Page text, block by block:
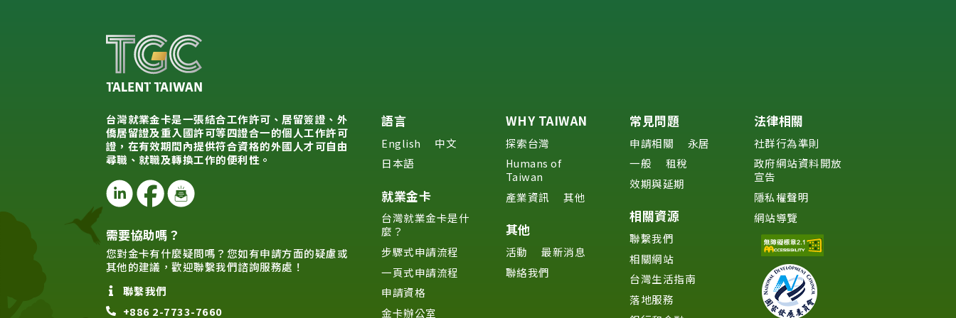
台灣就業金卡是一張結合工作許可、居留簽證、外
僑居留證及重入國許可等四證合一的個人工作許可
證，在有效期間內提供符合資格的外國人才可自由
尋職、就職及轉換工作的便利性。
需要協助嗎？
您對金卡有什麼疑問嗎？您如有申請方面的疑慮或
其他的建議，歡迎聯繫我們諮詢服務處！
聯繫我們
+886 2-7733-7660
語言
English
中文
日本語
就業金卡
台灣就業金卡是什
麼？
步驟式申請流程
一頁式申請流程
申請資格
金卡辦公室
WHY TAIWAN
探索台灣
Humans of
Taiwan
產業資訊
其他
其他
活動
最新消息
聯絡我們
常見問題
申請相關
永居
一般
租稅
效期與延期
相關資源
聯繫我們
相關網站
台灣生活指南
落地服務
法律相關
社群行為準則
政府網站資料開放
宣告
隱私權聲明
網站導覽